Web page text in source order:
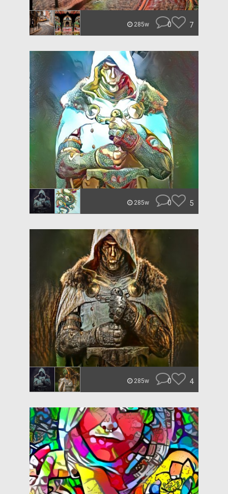
285w 0 7
285w 0 5
285w 0 4